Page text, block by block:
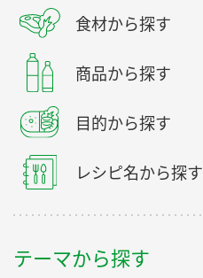
食材から探す
商品から探す
目的から探す
レシピ名から探す
テーマから探す